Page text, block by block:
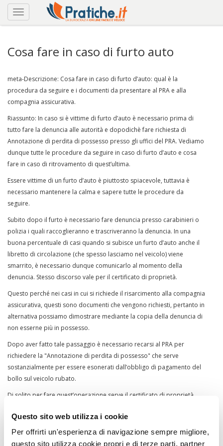
Questo sito web utilizza i cookie
Per offrirti un'esperienza di navigazione sempre migliore,
questo sito utilizza cookie propri e di terze parti, partner
Cosa fare in caso di furto auto
meta-Descrizione: Cosa fare in caso di furto d’auto: qual è la
procedura da seguire e i documenti da presentare al PRA e alla
compagnia assicurativa.
Riassunto: In caso si è vittime di furto d’auto è necessario prima di
tutto fare la denuncia alle autorità e dopodichè fare richiesta di
Annotazione di perdita di possesso presso gli uffici del PRA. Vediamo
dunque tutte le procedure da seguire in caso di furto d’auto e cosa
fare in caso di ritrovamento di quest’ultima.
Essere vittime di un furto d’auto è piuttosto spiacevole, tuttavia è
necessario mantenere la calma e sapere tutte le procedure da
seguire.
Subito dopo il furto è necessario fare denuncia presso carabinieri o
polizia i quali raccoglieranno e trascriveranno la denuncia. In una
buona percentuale di casi quando si subisce un furto d’auto anche il
libretto di circolazione (che spesso lasciamo nel veicolo) viene
smarrito, è necessario dunque comunicarlo al momento della
denuncia. Stesso discorso vale per il certificato di proprietà.
Questo perché nei casi in cui si richiede il risarcimento alla compagnia
assicurativa, questi sono documenti che vengono richiesti, pertanto in
alternativa possiamo dimostrare mediante la copia della denuncia di
non esserne più in possesso.
Dopo aver fatto tale passaggio è necessario recarsi al PRA per
richiedere la "Annotazione di perdita di possesso" che serve
sostanzialmente per essere esonerati dall’obbligo di pagamento del
bollo sul veicolo rubato.
Di solito per fare quest’operazione serve il certificato di proprietà
direttamente tramite il pra compileremo un modello utile ad ottenere
un certificato aggiornato.